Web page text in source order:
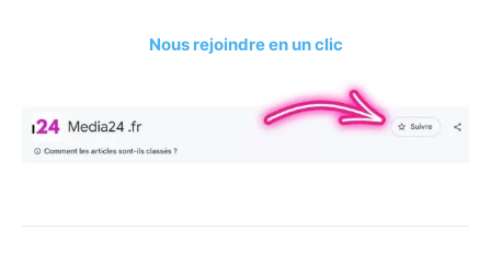
Nous rejoindre en un clic